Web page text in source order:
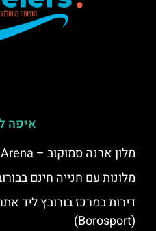
איפה
מלון ארנה סמוקוב – Hotel Arena (ליד בורובץ)
מלונות עם חנייה חינם
דירות במרכז בורובץ ליד
(Borosport)